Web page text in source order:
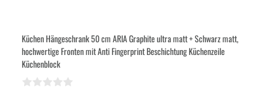
Küchen Hängeschrank 50 cm ARIA Graphite ultra matt + Schwarz matt,
hochwertige Fronten mit Anti Fingerprint Beschichtung Küchenzeile
Küchenblock